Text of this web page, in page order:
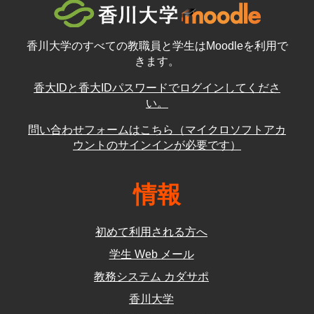
香川大学のすべての教職員と学生はMoodleを利用で
きます。
香大IDと香大IDパスワードでログインしてくださ
い。
問い合わせフォームはこちら（マイクロソフトアカ
ウントのサインインが必要です）
情報
初めて利用される方へ
学生 Web メール
教務システム カダサポ
香川大学